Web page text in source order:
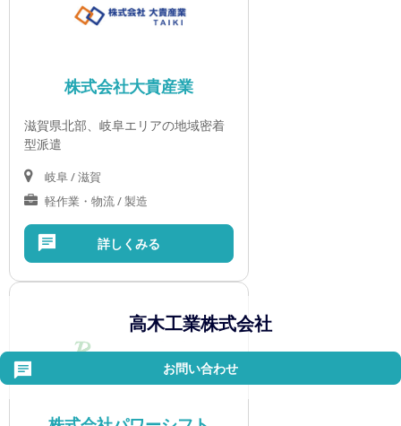
株式会社大貴産業
滋賀県北部、岐阜エリアの地域密着
型派遣
岐阜 / 滋賀
軽作業・物流 / 製造
詳しくみる
高木工業株式会社
お問い合わせ